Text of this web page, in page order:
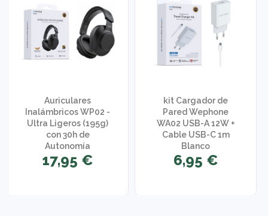
Auriculares
Inalámbricos WP02 -
Ultra Ligeros (195g)
con 30h de
Autonomía
17,95 €
kit Cargador de
Pared Wephone
WA02 USB-A 12W +
Cable USB-C 1m
Blanco
6,95 €